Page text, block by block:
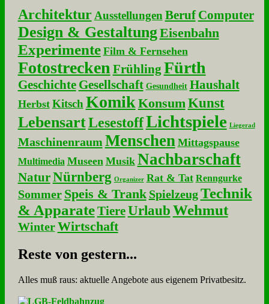
Architektur Ausstellungen Beruf Computer
Design & GestaltungEisenbahn
Experimente Film & Fernsehen
Fotostrecken Frühling Fürth
Geschichte Gesellschaft Gesundheit Haushalt
Herbst Kitsch Komik KonsumKunst
LebensartLesestoffLichtspiele Liegerad
Maschinenraum Menschen Mittagspause
Multimedia Museen Musik Nachbarschaft
NaturNürnberg Organizer Rat & Tat Renngurke
Sommer Speis & Trank Spielzeug Technik
& Apparate Tiere UrlaubWehmut
Winter Wirtschaft
Re­ste von ge­stern...
Alles muß raus: aktuelle An­ge­bo­te aus eigenem Privatbesitz.